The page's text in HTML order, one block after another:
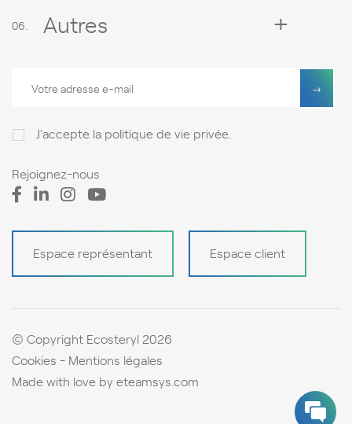
Autres
J'accepte la politique de vie privée
Rejoignez-nous
Espace représentant Espace client
© Copyright Ecosteryl 2026
Cookies
Mentions légales
Made with love by eteamsys.com